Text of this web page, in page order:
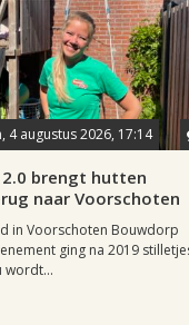
4 augustus 2026, 17:14
brengt hutten
naar Voorschoten
in Voorschoten Bouwdorp
ging na 2019
wordt...